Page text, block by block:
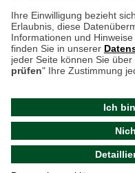
Ihre Einwilligung bezieht
Erlaubnis, diese
Informationen und
finden Sie in unserer
jeder Seite können Sie
prüfen" Ihre Zustimmung
Ich
Kontakt
Zur Echtheit von
am
2024
ACHTUNG!
Ihr Browser speichert
Leider können Sie in
Bitte stellen Sie sicher,
Cookies für die Dauer
akzeptiert. Unabhängig